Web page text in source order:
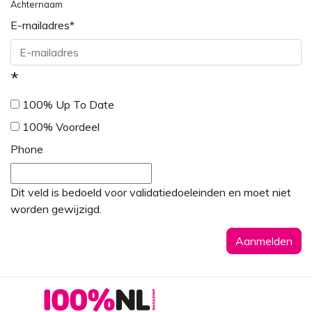
Achternaam
E-mailadres*
*
100% Up To Date
100% Voordeel
Phone
Dit veld is bedoeld voor validatiedoeleinden en moet niet
worden gewijzigd.